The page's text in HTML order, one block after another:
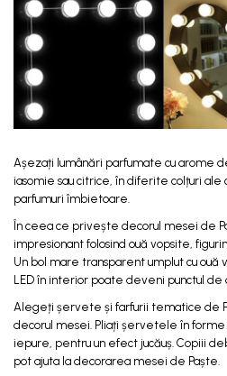
Așezați lumânări parfumate cu arome
iasomie sau citrice, în diferite colțuri ale
parfumuri îmbietoare.
În ceea ce privește decorul mesei de
impresionant folosind ouă vopsite,
Un bol mare transparent umplut cu ouă
LED în interior poate deveni punctul de
Alegeți șervete și farfurii tematice de
decorul mesei. Pliați șervetele în forme
iepure, pentru un efect jucăuș. Copiii
pot ajuta la decorarea mesei de Paște.